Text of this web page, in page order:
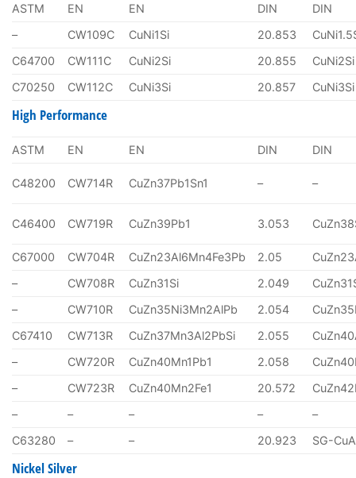
ASTM EN EN DIN
DIN
–
CW109C CuNi1Si 20.853
C64700
CW111C CuNi2Si 20.855
CuNi2Si
C70250
CW112C CuNi3Si 20.857 CuNi3Si
High Performance
ASTM EN EN DIN DIN
C48200 CW714R CuZn37Pb1Sn1 – –
C46400 CW719R CuZn39Pb1 3.053
C67000 CW704R CuZn23Al6Mn4Fe3Pb 2.05
–
CW708R CuZn31Si 2.049
–
CW710R CuZn35Ni3Mn2AlPb 2.054
C67410
CW713R CuZn37Mn3Al2PbSi 2.055
–
CW720R CuZn40Mn1Pb1 2.058
–
CW723R CuZn40Mn2Fe1 20.572
–
– – –
–
C63280
– – 20.923 SG-
Nickel Silver